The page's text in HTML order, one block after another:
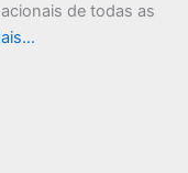
de todas as